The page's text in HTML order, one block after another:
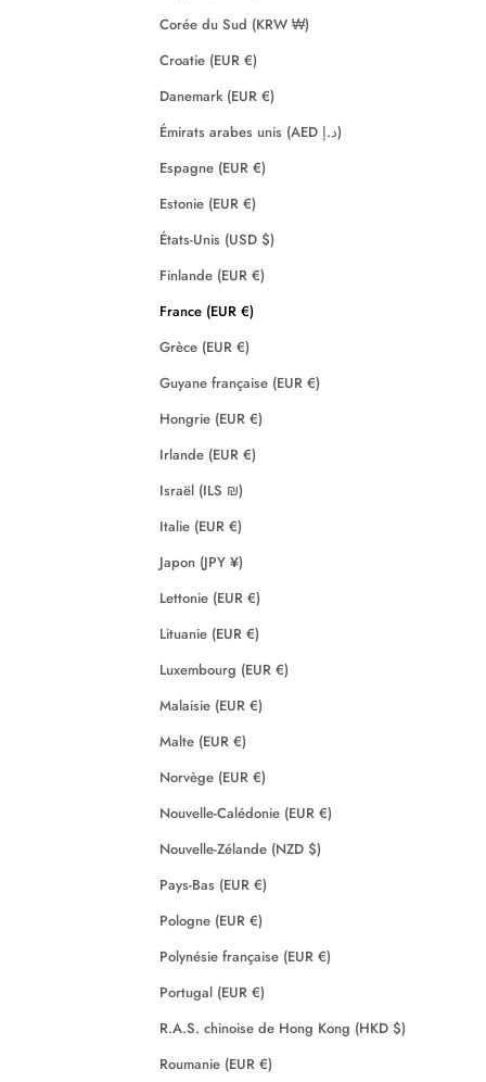
Corée du Sud (KRW ₩)
Croatie (EUR €)
Danemark (EUR €)
Émirats arabes unis (AED د.إ)
Espagne (EUR €)
Estonie (EUR €)
États-Unis (USD $)
Finlande (EUR €)
France (EUR €)
Grèce (EUR €)
Guyane française (EUR €)
Hongrie (EUR €)
Irlande (EUR €)
Israël (ILS ₪)
Italie (EUR €)
Japon (JPY ¥)
Lettonie (EUR €)
Lituanie (EUR €)
Luxembourg (EUR €)
Malaisie (EUR €)
Malte (EUR €)
Norvège (EUR €)
Nouvelle-Calédonie (EUR €)
Nouvelle-Zélande (NZD $)
Pays-Bas (EUR €)
Pologne (EUR €)
Polynésie française (EUR €)
Portugal (EUR €)
R.A.S. chinoise de Hong Kong (HKD $)
Roumanie (EUR €)